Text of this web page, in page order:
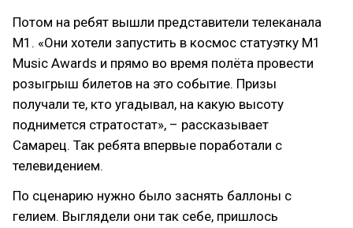
Потом на ребят вышли представители телеканала
М1. «Они хотели запустить в космос статуэтку M1
Music Awards и прямо во время полёта провести
розыгрыш билетов на это событие. Призы
получали те, кто угадывал, на какую высоту
поднимется стратостат», – рассказывает
Самарец. Так ребята впервые поработали с
телевидением.
По сценарию нужно было заснять баллоны с
гелием. Выглядели они так себе, пришлось